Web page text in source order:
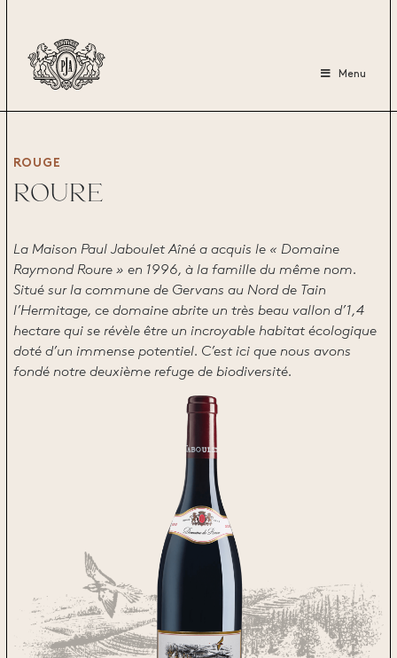
Menu
ROUGE
ROURE
La Maison Paul Jaboulet Aîné a acquis le « Domaine
Raymond Roure » en 1996, à la famille du même nom.
Situé sur la commune de Gervans au Nord de Tain
l’Hermitage, ce domaine abrite un très beau vallon d’1,4
hectare qui se révèle être un incroyable habitat écologique
doté d’un immense potentiel. C’est ici que nous avons
fondé notre deuxième refuge de biodiversité.